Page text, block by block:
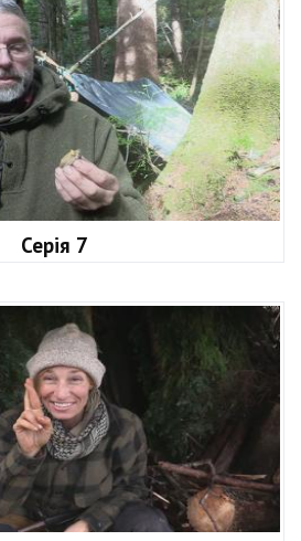
Серія 7